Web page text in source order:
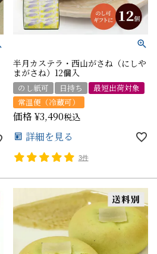
半月カステラ・西山がさね（にしや
まがさね）12個入
のし紙可 日持ち
最短出荷対象
常温便（冷蔵可）
価格 ¥3,490税込
詳細を見る
3件